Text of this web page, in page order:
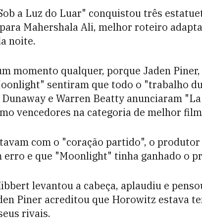
a Luz do Luar" conquistou três
Mahershala Ali, melhor roteiro
noite.
momento qualquer, porque Jaden
sentiram que todo o "trabalho
e Warren Beatty anunciaram
vencedores na categoria de melhor
com o "coração partido", o
erro e que "Moonlight" tinha ganhado o
levantou a cabeça, aplaudiu e
Piner acreditou que Horowitz estava
rivais.